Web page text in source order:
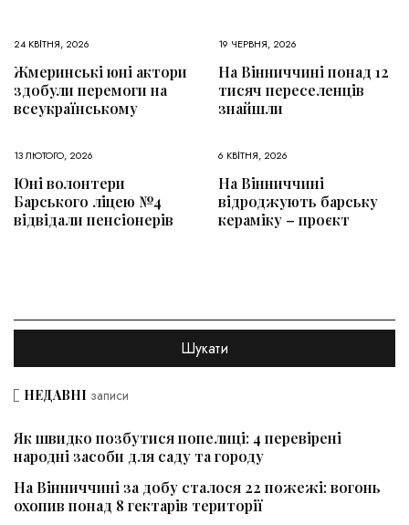
24 КВІТНЯ, 2026
Жмеринські юні актори
здобули перемоги на
всеукраїнському
19 ЧЕРВНЯ, 2026
На Вінниччині понад 12
тисяч переселенців
знайшли
13 ЛЮТОГО, 2026
Юні волонтери
Барського ліцею №4
відвідали пенсіонерів
6 КВІТНЯ, 2026
На Вінниччині
відроджують барську
кераміку – проєкт
НЕДАВНІ записи
Як швидко позбутися попелиці: 4 перевірені
народні засоби для саду та городу
На Вінниччині за добу сталося 22 пожежі: вогонь
охопив понад 8 гектарів території